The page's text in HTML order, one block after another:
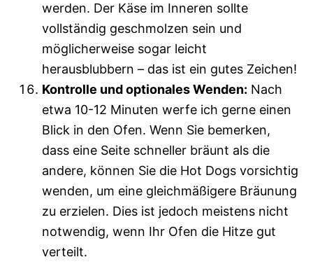
werden. Der Käse im Inneren sollte
vollständig geschmolzen sein und
möglicherweise sogar leicht
herausblubbern – das ist ein gutes Zeichen!
Kontrolle und optionales Wenden: Nach
etwa 10-12 Minuten werfe ich gerne einen
Blick in den Ofen. Wenn Sie bemerken,
dass eine Seite schneller bräunt als die
andere, können Sie die Hot Dogs vorsichtig
wenden, um eine gleichmäßigere Bräunung
zu erzielen. Dies ist jedoch meistens nicht
notwendig, wenn Ihr Ofen die Hitze gut
verteilt.